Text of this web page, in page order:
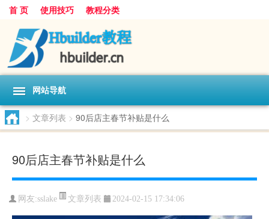
首 页 使用技巧 教程分类
网站导航
> 文章列表 > 90后店主春节补贴是什么
90后店主春节补贴是什么
网友:sslake 文章列表 2024-02-15 17:34:06